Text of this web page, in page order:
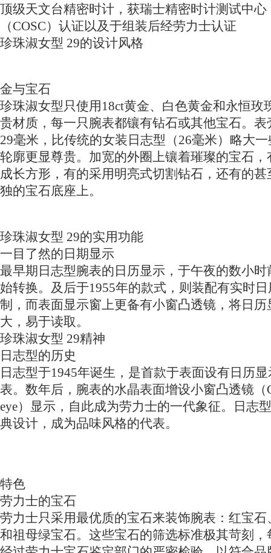
顶级天文台精密时计，获瑞士精密时计测试中心
（COSC）认证以及于组装后经劳力士认证
珍珠淑女型 29的设计风格
金与宝石
珍珠淑女型只使用18ct黄金、白色黄金和永恒玫
贵材质，每一只腕表都镶有钻石或其他宝石。表
29毫米，比传统的女装日志型（26毫米）略大
轮廓更显尊贵。加宽的外圈上镶着璀璨的宝石，
成长方形，有的采用明亮式切割钻石，还有的甚
独的宝石底座上。
珍珠淑女型 29的实用功能
一目了然的日期显示
最早期日志型腕表的日历显示，于午夜的数小时
始转换。及后于1955年的款式，则装配有实时
制，而表面显示窗上更备有小窗凸透镜，将日历
大，易于读取。
珍珠淑女型 29精神
日志型的历史
日志型于1945年诞生，是首款于表面设有日历
表。数年后，腕表的水晶表面增设小窗凸透镜（
eye）显示，自此成为劳力士的一代象征。日志
典设计，成为品味风格的代表。
特色
劳力士的宝石
劳力士只采用最优质的宝石来装饰腕表：红宝石
和祖母绿宝石。这些宝石的筛选标准极其苛刻，